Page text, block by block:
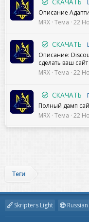
Описание
MRX Тема 22
СКАЧАТЬ
Описание:
сделать ваш
MRX Тема 22
СКАЧАТЬ
Полный дамп
MRX Тема 22
Теги
Skripters Light